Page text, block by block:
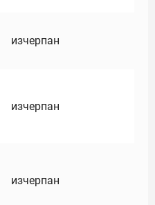
изчерпан
изчерпан
изчерпан